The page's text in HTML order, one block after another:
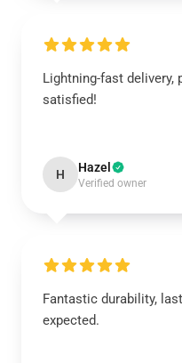
Lightning-fast delivery,
satisfied!
H Hazel
Verified owner
Fantastic durability,
expected.